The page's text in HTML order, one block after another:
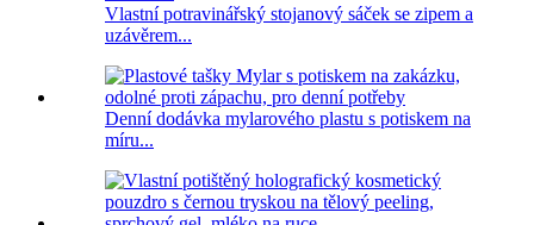
Vlastní potravinářský stojanový sáček se zipem a
uzávěrem...
Denní dodávka mylarového plastu s potiskem na
míru...